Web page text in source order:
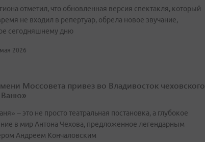
отметил, что обновленная версия спектакля, который
не входил в репертуар, обрела новое звучание,
сегодняшнему дню
2026
Моссовета привез во Владивосток чеховского
– это не просто театральная постановка, а глубокое
в мир Антона Чехова, предложенное легендарным
Андреем Кончаловским